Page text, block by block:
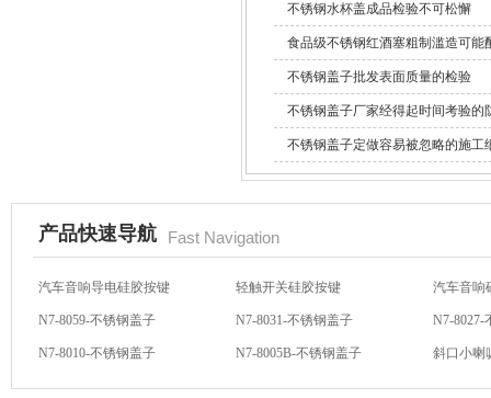
不锈钢冷水壶盖
不锈钢水杯盖成品检验不可松懈
食品级不锈钢红酒塞粗制滥造可能
不锈钢盖子批发表面质量的检验
不锈钢盖子厂家经得起时间考验的
不锈钢盖子定做容易被忽略的施工
产品快速导航 Fast Navigation
N7-8059-不锈钢盖子 N7-8031-不锈钢盖子 N7-8027-
N7-8010-不锈钢盖子 N7-8005B-不锈钢盖子 斜口小喇
方向盘硅胶按键 汽车音响硅胶按键 硅胶按键
汽车音响导电硅胶按键 轻触开关硅胶按键 汽车音响